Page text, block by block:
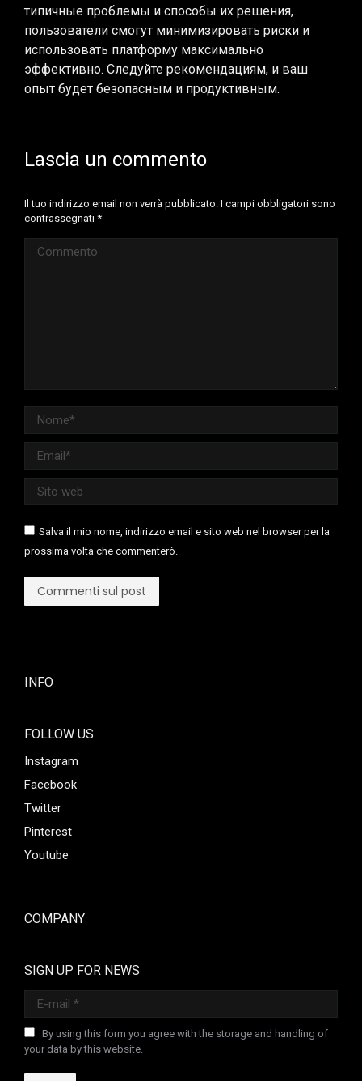
типичные проблемы и способы их решения,
пользователи смогут минимизировать риски и
использовать платформу максимально
эффективно. Следуйте рекомендациям, и ваш
опыт будет безопасным и продуктивным.
Lascia un commento
Il tuo indirizzo email non verrà pubblicato. I campi obbligatori sono
contrassegnati *
Commento
Nome *
Email *
Sito web
Salva il mio nome, indirizzo email e sito web nel browser per la
prossima volta che commenterò.
Commenti sul post
INFO
FOLLOW US
Instagram
Facebook
Twitter
Pinterest
Youtube
COMPANY
SIGN UP FOR NEWS
E-mail *
By using this form you agree with the storage and handling of
your data by this website.